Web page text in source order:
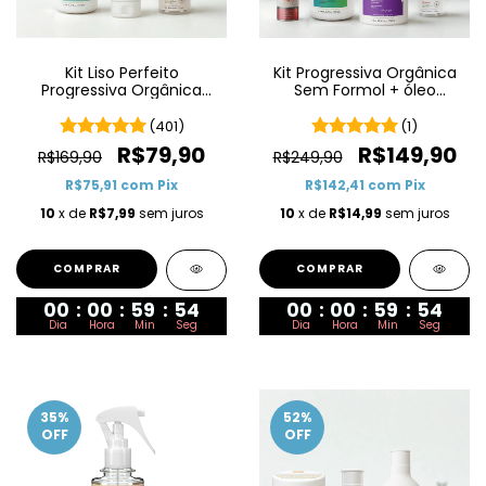
Kit Liso Perfeito
Progressiva Orgânica
(401)
R$169,90 R$79,90
R$75,91 com Pix
10 x de R$7,99 sem juros
00 : 00 : 59 : 53
Dia Hora Min Seg
Kit Progressiva Orgânica
Sem Formol + óleo
(1)
R$249,90 R$149,90
R$142,41 com Pix
10 x de R$14,99 sem juros
00 : 00 : 59 : 53
Dia Hora Min Seg
35%
OFF
52%
OFF